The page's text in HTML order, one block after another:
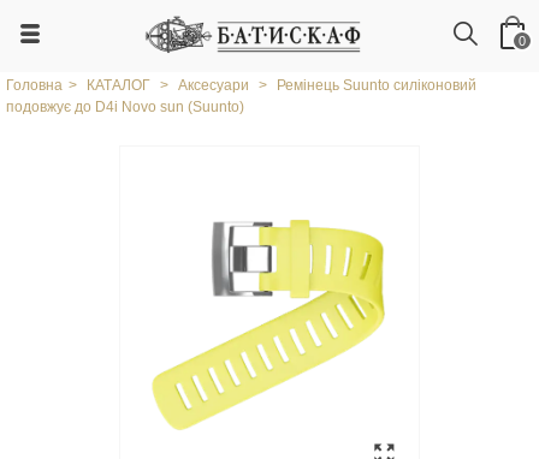
0
Головна > КАТАЛОГ > Аксесуари >
Ремінець Suunto силіконовий
подовжує до D4i Novo sun (Suunto)